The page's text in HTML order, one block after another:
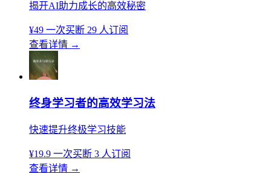
揭开AI助力成长的高效秘密
¥49 一次买断 29 人订阅
查看详情 →
终身学习者的高效学习法
快速提升终极学习技能
¥19.9 一次买断 3 人订阅
查看详情 →